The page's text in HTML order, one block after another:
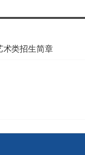
术类招生简章